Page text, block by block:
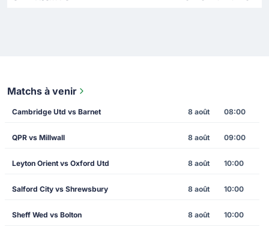
Matchs à venir
Cambridge Utd vs Barnet 8 août 08:00
QPR vs Millwall 8 août 09:00
Leyton Orient vs Oxford Utd 8 août 10:00
Salford City vs Shrewsbury 8 août 10:00
Sheff Wed vs Bolton 8 août 10:00